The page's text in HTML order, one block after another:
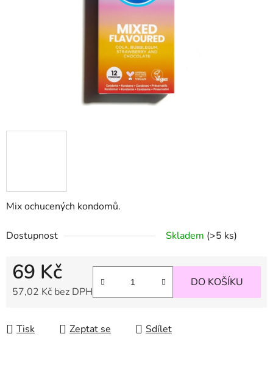
Mix ochucených kondomů.
Dostupnost Skladem (>5 ks)
69 Kč
57,02 Kč bez DPH
DO KOŠÍKU
Tisk Zeptat se Sdílet